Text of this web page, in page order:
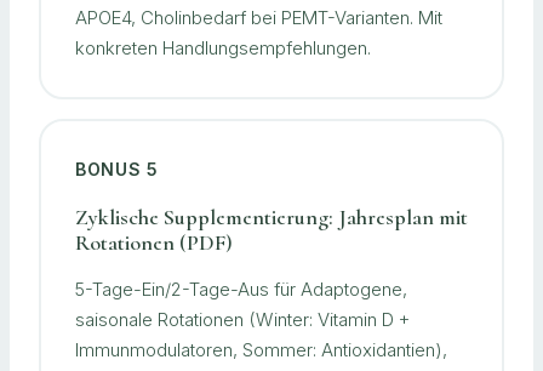
APOE4, Cholinbedarf bei PEMT-Varianten. Mit
konkreten Handlungsempfehlungen.
BONUS 5
Zyklische Supplementierung: Jahresplan mit
Rotationen (PDF)
5-Tage-Ein/2-Tage-Aus für Adaptogene,
saisonale Rotationen (Winter: Vitamin D +
Immunmodulatoren, Sommer: Antioxidantien),